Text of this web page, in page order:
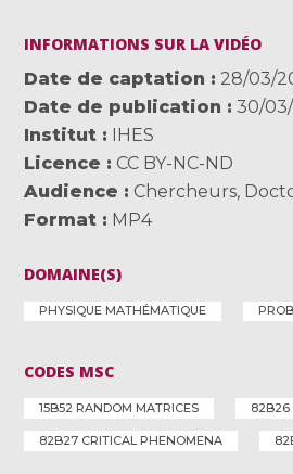
INFORMATIONS SUR LA VIDÉO
Date de captation
28/03/
Date de publication
30/
Institut
IHES
Licence
CC BY-NC-ND
Audience
Chercheurs,
Format
MP4
DOMAINE(S)
PHYSIQUE MATHÉMATIQUE
CODES MSC
15B52 RANDOM MATRICES 82B26
82B27 CRITICAL PHENOMENA